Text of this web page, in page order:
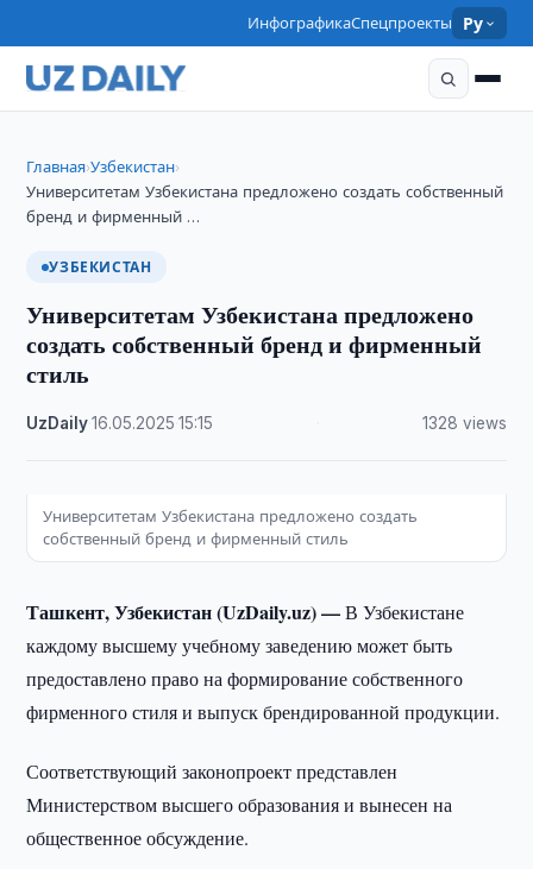
ИнфографикаСпецпроекты Ру
Главная›Узбекистан›
Университетам Узбекистана предложено создать собственный
бренд и фирменный …
УЗБЕКИСТАН
Университетам Узбекистана предложено
создать собственный бренд и фирменный
стиль
UzDaily·16.05.2025 ·15:15 1328 views
Университетам Узбекистана предложено создать
собственный бренд и фирменный стиль
Ташкент, Узбекистан (UzDaily.uz) —В Узбекистане
каждому высшему учебному заведению может быть
предоставлено право на формирование собственного
фирменного стиля и выпуск брендированной продукции.
Соответствующий законопроект представлен
Министерством высшего образования и вынесен на
общественное обсуждение.